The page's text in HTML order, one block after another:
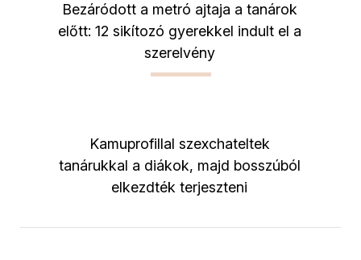
Bezáródott a metró ajtaja a tanárok
előtt: 12 sikítozó gyerekkel indult el a
szerelvény
Kamuprofillal szexchateltek
tanárukkal a diákok, majd bosszúból
elkezdték terjeszteni